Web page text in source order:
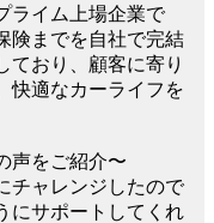
ライム上場企業で
険までを自社で完結
ており、顧客に寄り
快適なカーライフを
声をご紹介〜
チャレンジしたので
にサポートしてくれ